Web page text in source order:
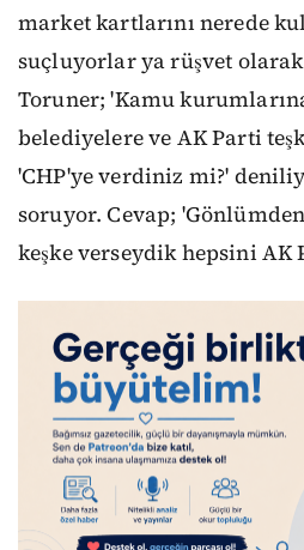
market kartlarını nerede
suçluyorlar ya rüşvet olarak
Toruner; 'Kamu
belediyelere ve AK Parti
'CHP'ye verdiniz mi?'
soruyor. Cevap;
keşke verseydik hepsini AK